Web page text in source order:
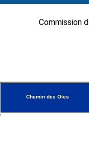
Commission
Chemin des Oies